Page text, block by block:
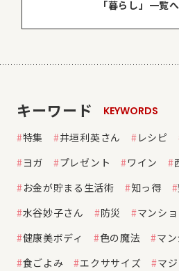
「暮らし」⼀覧
キーワード
KEYWORDS
特集
井垣利英さん レシピ
ヨガ
プレゼント ワイン
お金が貯まる生活術
知っ得
水谷妙子さん
防災
マンシ
健康美ボディ
色の魔法
マ
食ごよみ
エクササイズ マ